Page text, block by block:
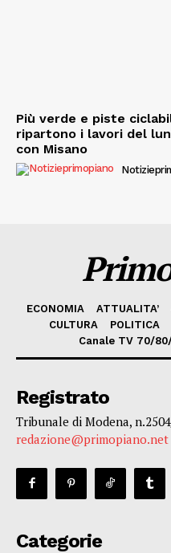
Più verde e piste
ripartono i lavori del
con Misano
ECONOMIA ATTUALITA’
CULTURA
POLITICA
Canale TV 70/
Registrato
Tribunale di Modena,
redazione@primopiano.net
Categorie